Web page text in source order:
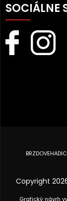
SOCIÁLNE
Copyright
Grafický návrh